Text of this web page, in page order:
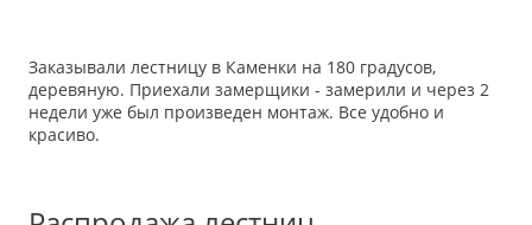
Заказывали лестницу в Каменки на 180 градусов,
деревяную. Приехали замерщики - замерили и через 2
недели уже был произведен монтаж. Все удобно и
красиво.